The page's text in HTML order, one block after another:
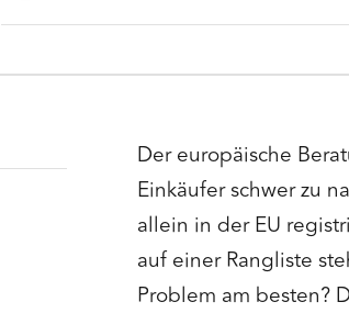
Der europäische
Einkäufer schwer zu
allein in der EU
auf einer Rangliste
Problem am besten?